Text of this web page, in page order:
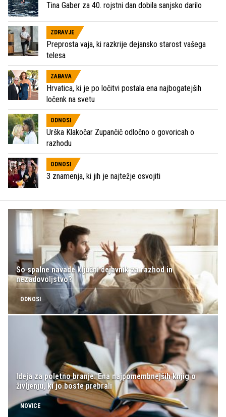
Tina Gaber za 40. rojstni dan dobila sanjsko darilo
ZDRAVJE
Preprosta vaja, ki razkrije dejansko starost vašega
telesa
ZABAVA
Hrvatica, ki je po ločitvi postala ena najbogatejših
ločenk na svetu
ODNOSI
Urška Klakočar Zupančič odločno o govoricah o
razhodu
ODNOSI
3 znamenja, ki jih je najtežje osvojiti
So spalne navade ključni dejavnik za razhod in
nezadovoljstvo?
ODNOSI
Ideja za poletno branje: Ena najpomembnejših knjig o
življenju, ki jo boste prebrali
NOVICE